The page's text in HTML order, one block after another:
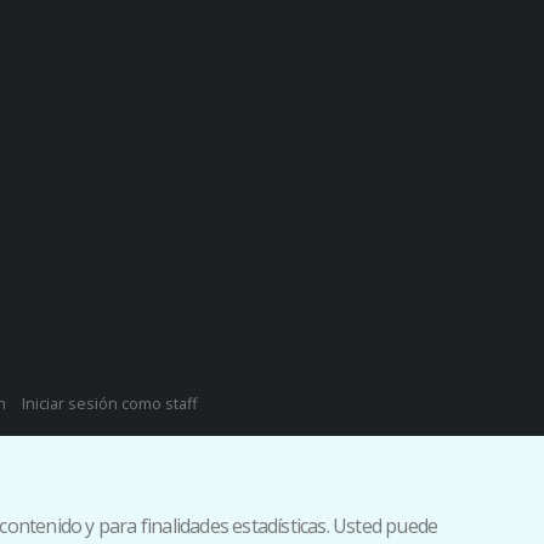
y para finalidades estadísticas. Usted puede
Iniciar sesión como staff